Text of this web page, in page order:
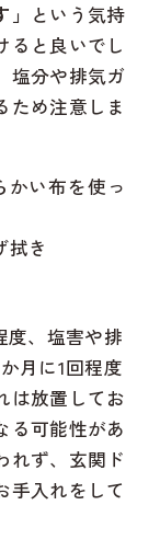
という気持
ると良いでし
塩分や排気ガ
ため注意しま
い布を使っ
拭き
度、塩害や排
月に1回程度
は放置してお
る可能性があ
れず、玄関ド
手入れをして